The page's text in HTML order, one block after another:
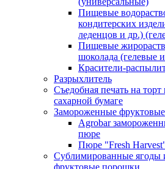
Пищевые
кондитерских
леденцов и др.)
Пищевые
шоколада (гелевые
Красители-
Разрыхлитель
Съедобная печать на
сахарной бумаге
Замороженные
Agrobar
пюре
Пюре "Fresh
Сублимированные ягоды
фруктовые порошки